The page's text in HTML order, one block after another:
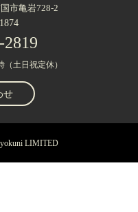
市亀岩728-2
2819
土日祝定休）
せ
LIMITED